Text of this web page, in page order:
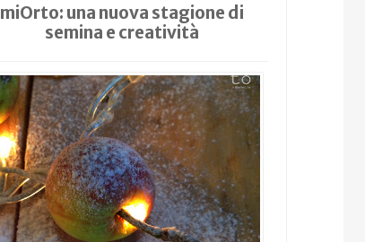
miOrto: una nuova stagione di
semina e creatività